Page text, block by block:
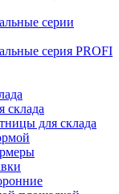
серии
серия PROFI
склада
для склада